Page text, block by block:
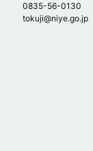
0835-56-0130
tokuji@niye.go.jp